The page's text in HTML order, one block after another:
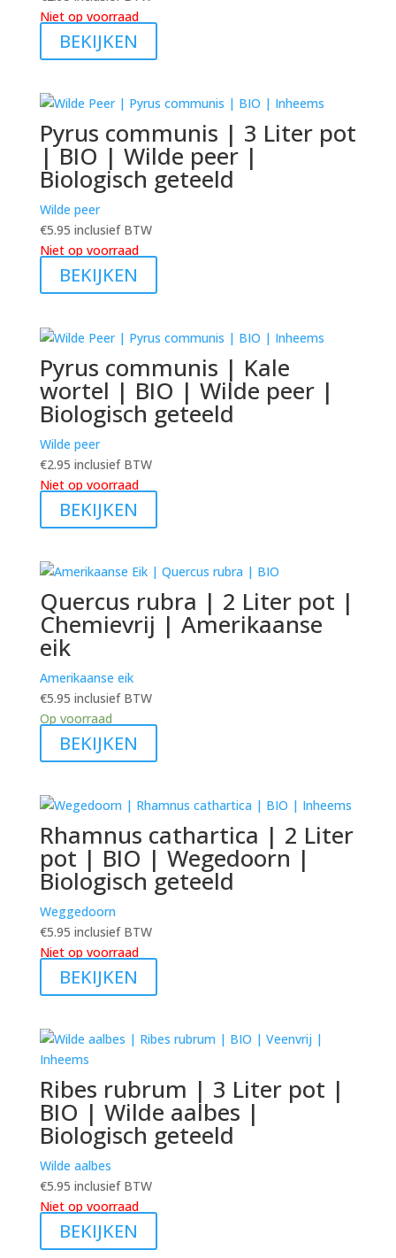
Niet op voorraad
BEKIJKEN
Pyrus communis | 3 Liter pot
| BIO | Wilde peer |
Biologisch geteeld
Wilde peer
€5.95 inclusief BTW
Niet op voorraad
BEKIJKEN
Pyrus communis | Kale
wortel | BIO | Wilde peer |
Biologisch geteeld
Wilde peer
€2.95 inclusief BTW
Niet op voorraad
BEKIJKEN
Quercus rubra | 2 Liter pot |
Chemievrij | Amerikaanse
eik
Amerikaanse eik
€5.95 inclusief BTW
Op voorraad
BEKIJKEN
Rhamnus cathartica | 2 Liter
pot | BIO | Wegedoorn |
Biologisch geteeld
Weggedoorn
€5.95 inclusief BTW
Niet op voorraad
BEKIJKEN
Ribes rubrum | 3 Liter pot |
BIO | Wilde aalbes |
Biologisch geteeld
Wilde aalbes
€5.95 inclusief BTW
Niet op voorraad
BEKIJKEN